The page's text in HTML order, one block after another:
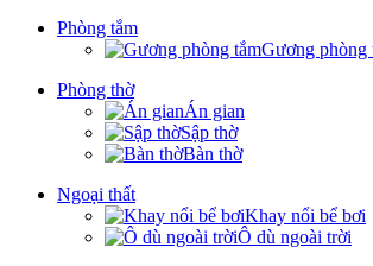
Phòng tắm
Gương phòng
Phòng thờ
Án gian
Sập thờ
Bàn thờ
Ngoại thất
Khay nổi bể bơi
Ô dù ngoài trời